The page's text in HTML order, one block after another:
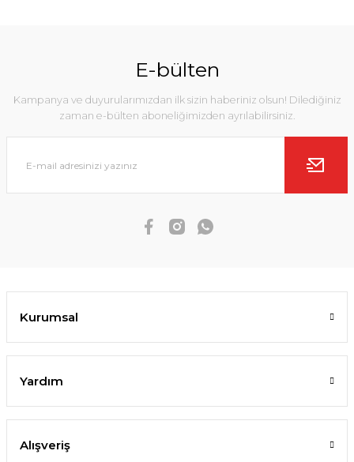
E-bülten
Kampanya ve duyurularımızdan ilk sizin haberiniz olsun! Dilediğiniz
zaman e-bülten aboneliğimizden ayrılabilirsiniz.
Kurumsal
Yardım
Alışveriş